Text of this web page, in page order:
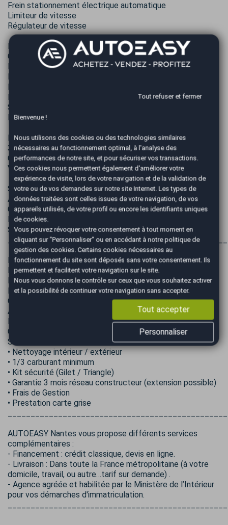
Frein stationnement électrique automatique
Limiteur de vitesse
Régulateur de vitesse
EXTERIEUR
Caméra de recul
Feux arrière à LED
Système de mesure de place disponible
Détection d'angles morts
INTERIEUR
3ème rangée de sièges
Clim automatique bi-zones
Volant cuir multifonction
SECURITE
Aide au freinage d'urgence
Contrôle élect. de la pression des pneus
Préparation Isofix
Système de contrôle des angles morts
Nombreuses factures d'entretien
Disques et plaquettes AV remplacés à 137000km
Kit de distribution remplacé en Mai 2025 à 137000km
Présence double de clef : Oui
Origine véhicule : France
Annonce non contractuelle, sous réserve d’erreur de saisie.
Prix du véhicule HORS FRAIS DE MISE À LA ROUTE ET
CERTIFICAT D'IMMATRICULATION
Services inclus dans les frais de mise à la route :
• Nettoyage intérieur / extérieur
• 1/3 carburant minimum
• Kit sécurité (Gilet / Triangle)
• Garantie 3 mois réseau constructeur (extension possible)
• Frais de Gestion
• Prestation carte grise
AUTOEASY Nantes vous propose différents services
complémentaires :
- Financement : crédit classique, devis en ligne.
- Livraison : Dans toute la France métropolitaine (à votre
domicile, travail, ou autre…tarif sur demande) .
- Agence agréée et habilitée par le Ministère de l’Intérieur
pour vos démarches d'immatriculation.
Tout refuser et fermer
Bienvenue !
Nous utilisons des cookies ou des technologies similaires
nécessaires au fonctionnement optimal, à l'analyse des
performances de notre site, et pour sécuriser vos transactions.
Ces cookies nous permettent également d'améliorer votre
expérience de visite, lors de votre navigation et de la validation de
votre ou de vos demandes sur notre site Internet. Les types de
données traitées sont celles issues de votre navigation, de vos
appareils utilisés, de votre profil ou encore les identifiants uniques
de cookies.
Vous pouvez révoquer votre consentement à tout moment en
cliquant sur "Personnaliser" ou en accédant à notre politique de
gestion des cookies. Certains cookies nécessaires au
fonctionnement du site sont déposés sans votre consentement. Ils
permettent et facilitent votre navigation sur le site.
Nous vous donnons le contrôle sur ceux que vous souhaitez activer
et la possibilité de continuer votre navigation sans accepter.
Tout accepter
Personnaliser